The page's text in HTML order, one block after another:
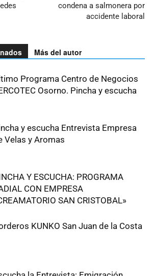
condena a salmonera por
accidente laboral
Más del autor
Programa Centro de Negocios
Osorno. Pincha y escucha
y escucha Entrevista Empresa
Velas y Aromas
Y ESCUCHA: PROGRAMA
CON EMPRESA
SAN CRISTOBAL»
KUNKO San Juan de la Costa